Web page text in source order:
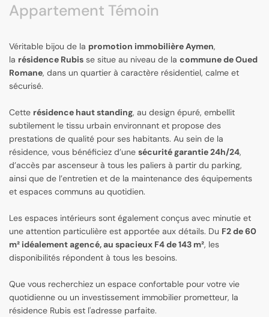
Appartement Témoin
Véritable bijou de la promotion immobilière Aymen,
la résidence Rubis se situe au niveau de la commune de Oued
Romane, dans un quartier à caractère résidentiel, calme et
sécurisé.
Cette résidence haut standing, au design épuré, embellit
subtilement le tissu urbain environnant et propose des
prestations de qualité pour ses habitants. Au sein de la
résidence, vous bénéficiez d’une sécurité garantie 24h/24,
d’accès par ascenseur à tous les paliers à partir du parking,
ainsi que de l’entretien et de la maintenance des équipements
et espaces communs au quotidien.
Les espaces intérieurs sont également conçus avec minutie et
une attention particulière est apportée aux détails. Du F2 de 60
m² idéalement agencé, au spacieux F4 de 143 m², les
disponibilités répondent à tous les besoins.
Que vous recherchiez un espace confortable pour votre vie
quotidienne ou un investissement immobilier prometteur, la
résidence Rubis est l'adresse parfaite.